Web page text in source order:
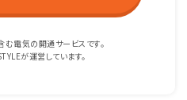
電気の開通サービスです。
が運営しています。